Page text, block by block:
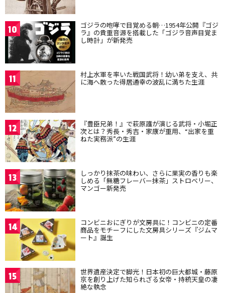
10 ゴジラの咆哮で目覚める朝…1954年公開『ゴジ
ラ』の貴重音源を搭載した「ゴジラ音声目覚ま
し時計」が新発売
11 村上水軍を率いた戦国武将！幼い弟を支え、共
に海へ散った得居通幸の波乱に満ちた生涯
12 『豊臣兄弟！』で萩原護が演じる武将・小堀正
次とは？秀長・秀吉・家康が重用、“出家を重
ねた実務派”の生涯
13 しっかり抹茶の味わい、さらに果実の香りも楽
しめる「無糖フレーバー抹茶」ストロベリー、
マンゴー新発売
14 コンビニおにぎりが文房具に！コンビニの定番
商品をモチーフにした文房具シリーズ『ジムマ
ート』誕生
15 世界遺産決定で脚光！日本初の巨大都城・藤原
京を創り上げた知られざる女帝・持統天皇の凄
絶な執念